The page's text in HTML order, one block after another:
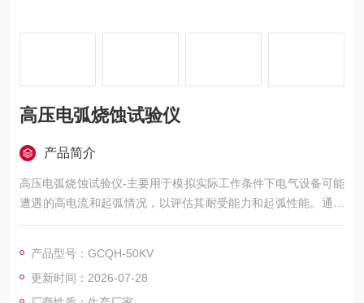
高压电弧烧蚀试验仪
产品简介
高压电弧烧蚀试验仪-主要用于模拟实际工作条件下电气设备可能
遭遇的高电流和起弧情况，以评估其耐受能力和起弧性能。通过
模拟高电流和起弧情况，对电气设备的耐受能力进行测试和评
产品型号：GCQH-50KV
更新时间：2026-07-28